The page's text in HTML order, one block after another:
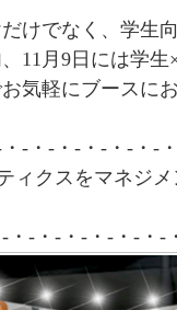
けでなく、学生
11月9日には学
気軽にブースに
・-・-・-・-・-・-
ィクスをマネジ
・-・-・-・-・-・-